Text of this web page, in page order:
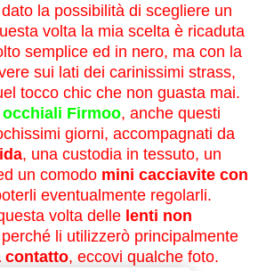
la possibilità di scegliere un
volta la mia scelta è ricaduta
semplice ed in nero, ma con la
sui lati dei carinissimi strass,
tocco chic che non guasta mai.
occhiali Firmoo, anche questi
giorni, accompagnati da
, una custodia in tessuto, un
un comodo mini cacciavite con
eventualmente regolarli.
volta delle lenti non
li utilizzerò principalmente
contatto, eccovi qualche foto.